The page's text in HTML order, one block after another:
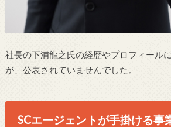
社長の下浦龍之氏の経歴やプロフィール
が、公表されていませんでした。
SCエージェントが手掛ける事